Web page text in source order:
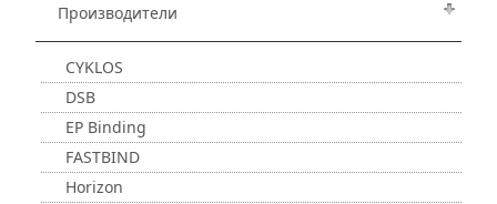
Производители
CYKLOS
DSB
EP Binding
FASTBIND
Horizon